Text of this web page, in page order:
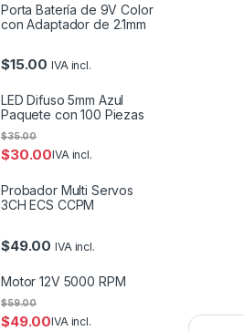
Porta Batería de 9V Color
con Adaptador de 2.1mm
$15.00 IVA incl.
LED Difuso 5mm Azul
Paquete con 100 Piezas
$30.00
$35.00
IVA incl.
Probador Multi Servos
3CH ECS CCPM
$49.00 IVA incl.
Motor 12V 5000 RPM
$49.00
$59.00
IVA incl.